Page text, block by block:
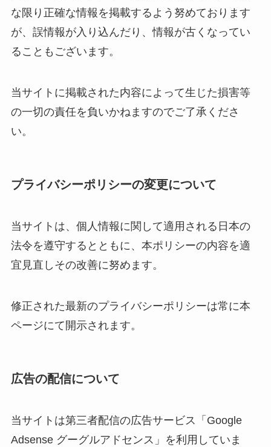
な限り正確な情報を掲載するよう努めております
が、誤情報が入り込んだり、情報が古くなってい
ることもございます。
当サイトに掲載された内容によって生じた損害等
の一切の責任を負いかねますのでご了承くださ
い。
プライバシーポリシーの変更について
当サイトは、個人情報に関して適用される日本の
法令を遵守するとともに、本ポリシーの内容を適
宜見直しその改善に努めます。
修正された最新のプライバシーポリシーは常に本
ページにて開示されます。
広告の配信について
当サイトは第三者配信の広告サービス「Google
Adsense グーグルアドセンス」を利用していま